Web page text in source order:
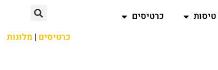
טיסות
כרטיסים
כרטיסים | מלונות